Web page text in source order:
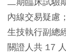
內線交易疑慮
生技執行副總
關證人共 17